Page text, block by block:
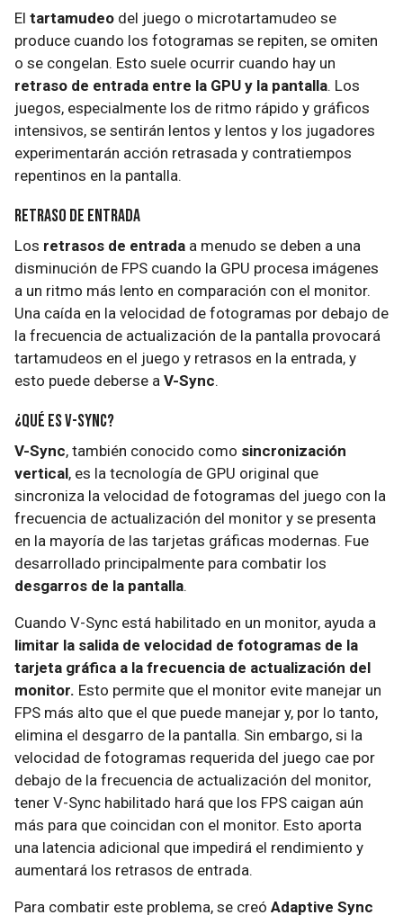
El tartamudeo del juego o microtartamudeo se
produce cuando los fotogramas se repiten, se omiten
o se congelan. Esto suele ocurrir cuando hay un
retraso de entrada entre la GPU y la pantalla. Los
juegos, especialmente los de ritmo rápido y gráficos
intensivos, se sentirán lentos y lentos y los jugadores
experimentarán acción retrasada y contratiempos
repentinos en la pantalla.
Retraso de entrada
Los retrasos de entrada a menudo se deben a una
disminución de FPS cuando la GPU procesa imágenes
a un ritmo más lento en comparación con el monitor.
Una caída en la velocidad de fotogramas por debajo de
la frecuencia de actualización de la pantalla provocará
tartamudeos en el juego y retrasos en la entrada, y
esto puede deberse a V-Sync.
¿Qué es V-Sync?
V-Sync, también conocido como sincronización
vertical, es la tecnología de GPU original que
sincroniza la velocidad de fotogramas del juego con la
frecuencia de actualización del monitor y se presenta
en la mayoría de las tarjetas gráficas modernas. Fue
desarrollado principalmente para combatir los
desgarros de la pantalla.
Cuando V-Sync está habilitado en un monitor, ayuda a
limitar la salida de velocidad de fotogramas de la
tarjeta gráfica a la frecuencia de actualización del
monitor. Esto permite que el monitor evite manejar un
FPS más alto que el que puede manejar y, por lo tanto,
elimina el desgarro de la pantalla. Sin embargo, si la
velocidad de fotogramas requerida del juego cae por
debajo de la frecuencia de actualización del monitor,
tener V-Sync habilitado hará que los FPS caigan aún
más para que coincidan con el monitor. Esto aporta
una latencia adicional que impedirá el rendimiento y
aumentará los retrasos de entrada.
Para combatir este problema, se creó Adaptive Sync